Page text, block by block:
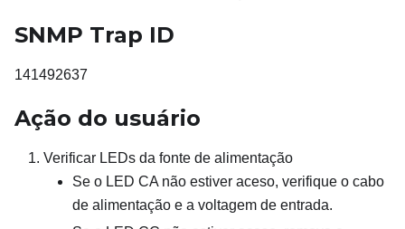
SNMP Trap ID
141492637
Ação do usuário
Verificar LEDs da fonte de alimentação
Se o LED CA não estiver aceso, verifique o cabo
de alimentação e a voltagem de entrada.